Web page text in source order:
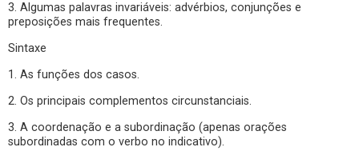
3. Algumas palavras invariáveis: advérbios, conjunções e
preposições mais frequentes.
Sintaxe
1. As funções dos casos.
2. Os principais complementos circunstanciais.
3. A coordenação e a subordinação (apenas orações
subordinadas com o verbo no indicativo).